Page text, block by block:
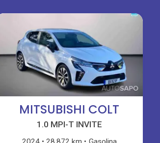
MITSUBISHI COLT
1.0 MPI-T INVITE